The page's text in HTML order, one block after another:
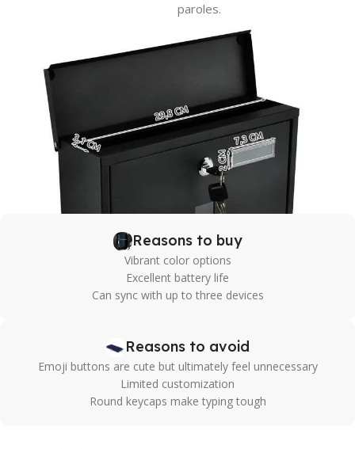
paroles.
Reasons to buy
Vibrant color options
Excellent battery life
Can sync with up to three devices
Reasons to avoid
Emoji buttons are cute but ultimately feel unnecessary
Limited customization
Round keycaps make typing tough